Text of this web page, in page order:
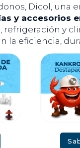
Dicol, una
y accesorios
y
la eficiencia,